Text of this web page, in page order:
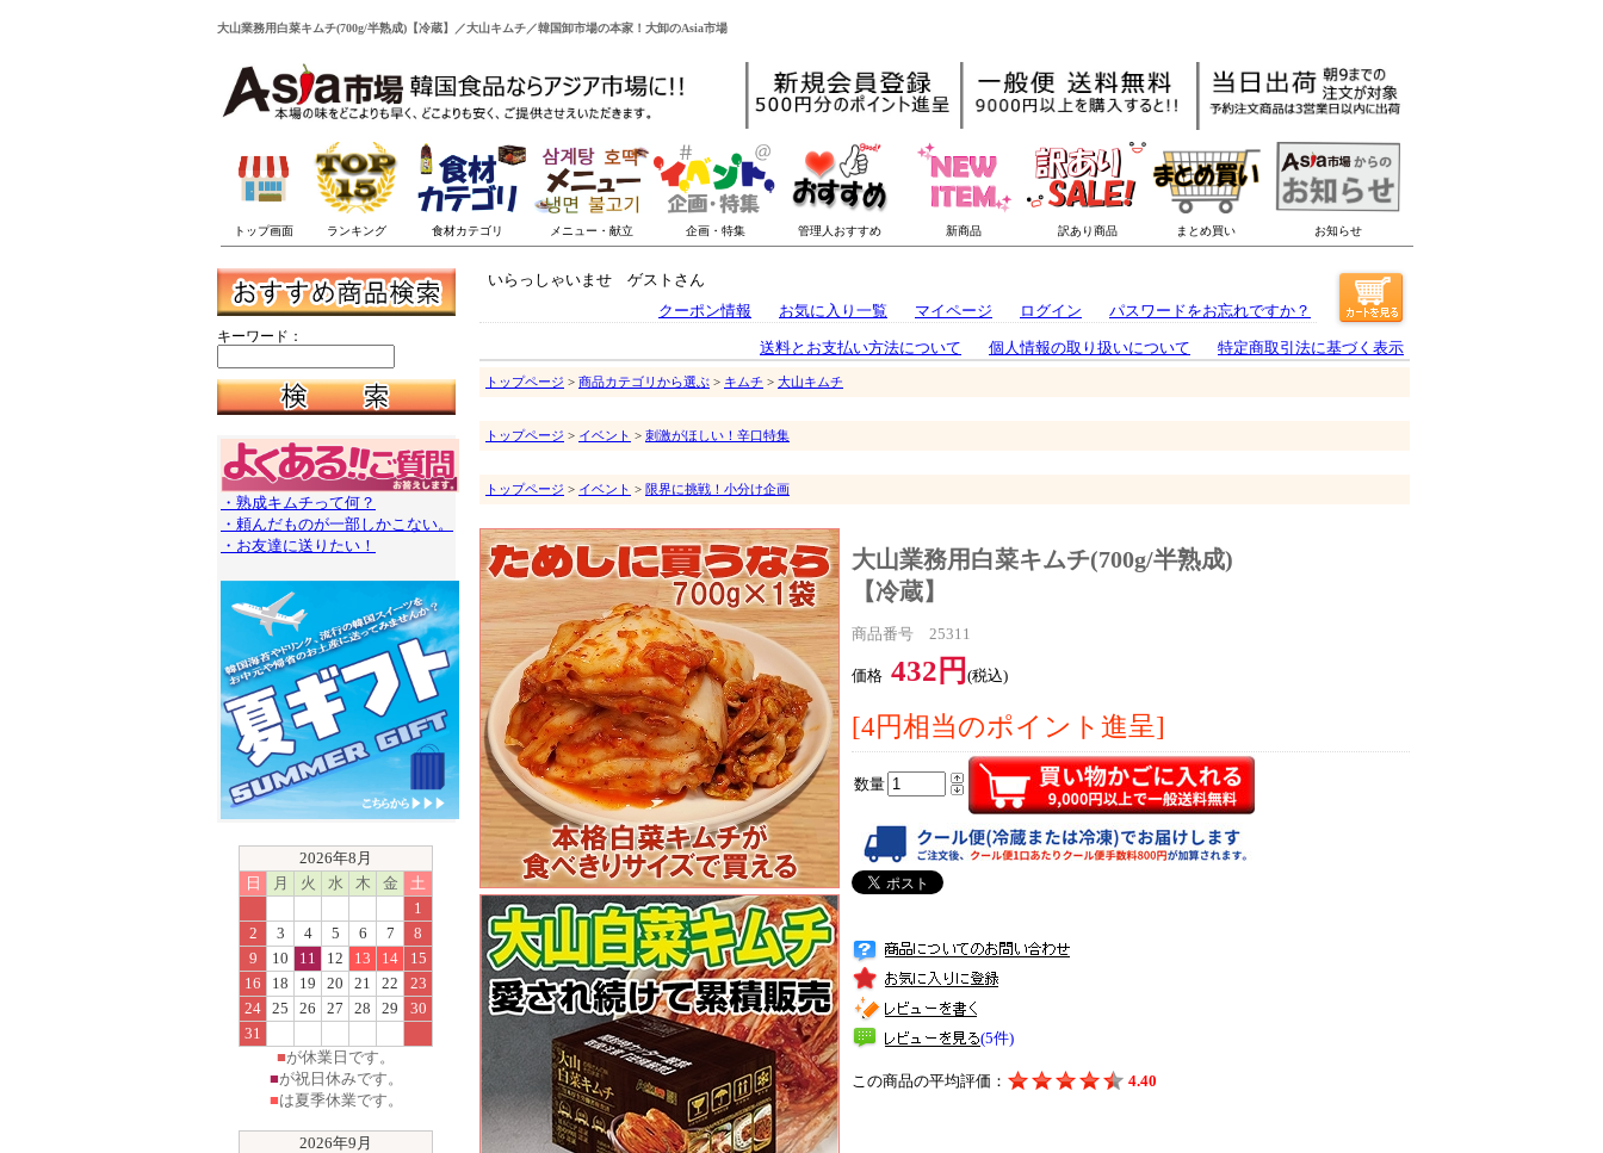
大山業務用白菜キムチ(700g/半熟成)【冷蔵】／大山キムチ／韓国卸市場の本家！大卸のAsia市場
キーワード：
・熟成キムチって何？
・頼んだものが一部しかこない。
・お友達に送りたい！
2026年8月
日
月 火 水 木 金
土
1
2
3 4 5 6 7
8
9
10 11 12 13 14
15
16
18 19 20 21 22
23
24 25 26 27 28 29
30
31
■が休業日です。
■が祝日休みです。
■は夏季休業です。
2026年9月
いらっしゃいませ ゲストさん
クーポン情報
お気に入り一覧 マイページ ログイン パスワードをお忘れですか？
送料とお支払い方法について 個人情報の取り扱いについて 特定商取引法に基づく表示
トップページ > 商品カテゴリから選ぶ > キムチ > 大山キムチ
トップページ > イベント > 刺激がほしい！辛口特集
トップページ > イベント > 限界に挑戦！小分け企画
大山業務用白菜キムチ(700g/半熟成)
【冷蔵】
商品番号 25311
価格 432円 (税込)
[4円相当のポイント進呈]
数量
(5件)
この商品の平均評価： 4.40